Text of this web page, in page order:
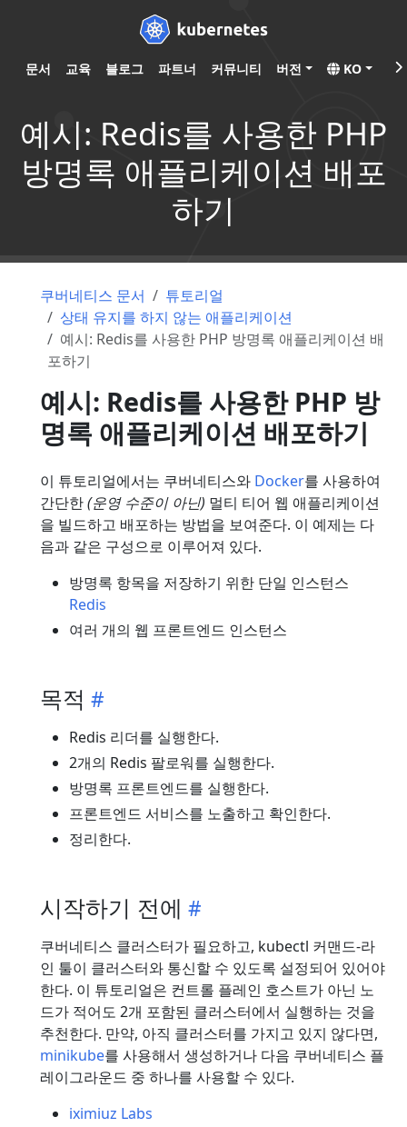
문서 교육 블로그 파트너 커뮤니티 버전 KO
예시: Redis를 사용한 PHP
방명록 애플리케이션 배포
하기
쿠버네티스 문서
튜토리얼
상태 유지를 하지 않는 애플리케이션
예시: Redis를 사용한 PHP 방명록 애플리케이션 배
포하기
예시: Redis를 사용한 PHP 방
명록 애플리케이션 배포하기
이 튜토리얼에서는 쿠버네티스와 Docker를 사용하여
간단한(운영 수준이 아닌) 멀티 티어 웹 애플리케이션
을 빌드하고 배포하는 방법을 보여준다. 이 예제는 다
음과 같은 구성으로 이루어져 있다.
방명록 항목을 저장하기 위한 단일 인스턴스
Redis
여러 개의 웹 프론트엔드 인스턴스
목적
Redis 리더를 실행한다.
2개의 Redis 팔로워를 실행한다.
방명록 프론트엔드를 실행한다.
프론트엔드 서비스를 노출하고 확인한다.
정리한다.
시작하기 전에
쿠버네티스 클러스터가 필요하고, kubectl 커맨드-라
인 툴이 클러스터와 통신할 수 있도록 설정되어 있어야
한다. 이 튜토리얼은 컨트롤 플레인 호스트가 아닌 노
드가 적어도 2개 포함된 클러스터에서 실행하는 것을
추천한다. 만약, 아직 클러스터를 가지고 있지 않다면,
minikube를 사용해서 생성하거나 다음 쿠버네티스 플
레이그라운드 중 하나를 사용할 수 있다.
iximiuz Labs